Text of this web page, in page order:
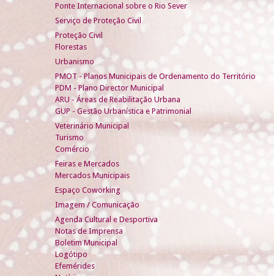
Ponte Internacional sobre o Rio Sever
Serviço de Proteção Civil
Proteção Civil
Florestas
Urbanismo
PMOT - Planos Municipais de Ordenamento do Território
PDM - Plano Director Municipal
ARU - Áreas de Reabilitação Urbana
GUP - Gestão Urbanística e Patrimonial
Veterinário Municipal
Turismo
Comércio
Feiras e Mercados
Mercados Municipais
Espaço Coworking
Imagem / Comunicação
Agenda Cultural e Desportiva
Notas de Imprensa
Boletim Municipal
Logótipo
Efemérides